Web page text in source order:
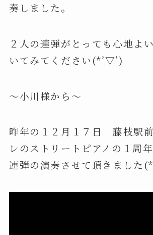
奏しました。
２人の連弾がとっても心地よ
いてみてください(*’▽’)
～小川様から～
昨年の１２月１７日 藤枝駅
レのストリートピアノの１周年
連弾の演奏させて頂きました